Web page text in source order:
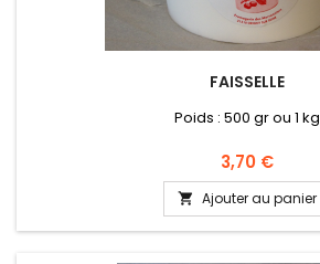
FAISSELLE
Poids : 500 gr ou 1 kg
Prix
3,70 €
 Ajouter au panier